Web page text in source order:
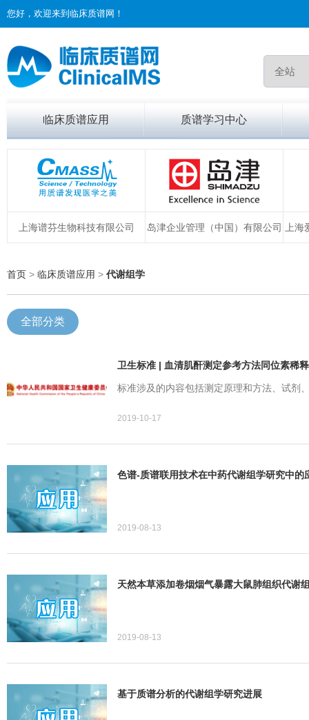
您好，欢迎来到临床质谱网！
临床质谱应用 质谱学习中心
上海谱芬生物科技有限公司 岛津企业管理（中国）有限公司 上
首页 > 临床质谱应用 > 代谢组学
全部分类
卫生标准 | 血清肌酐测定参考方法同位素稀
标准涉及的内容包括测定原理和方法、试剂
2019-10-17
色谱-质谱联用技术在中药代谢组学研究中的
2019-08-13
天然本草添加卷烟烟气暴露大鼠肺组织代谢
2019-08-13
基于质谱分析的代谢组学研究进展